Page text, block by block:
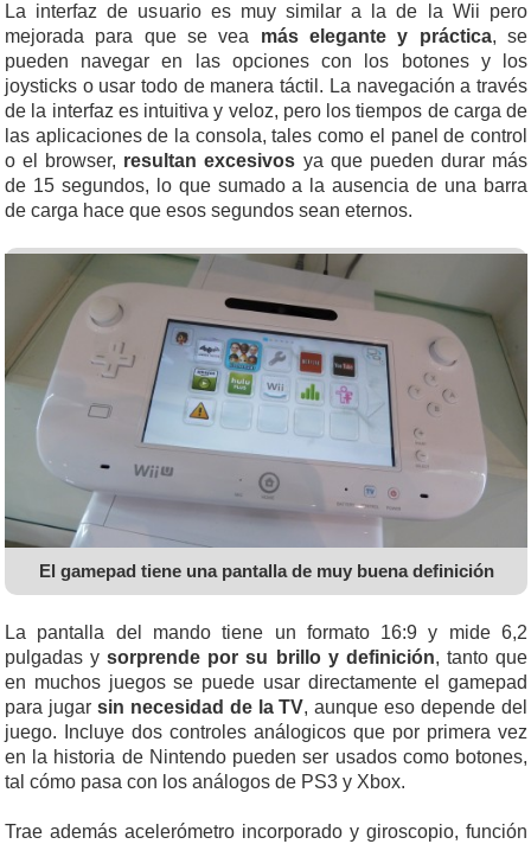
La interfaz de usuario es muy similar a la de la Wii pero
mejorada para que se vea más elegante y práctica, se
pueden navegar en las opciones con los botones y los
joysticks o usar todo de manera táctil. La navegación a través
de la interfaz es intuitiva y veloz, pero los tiempos de carga de
las aplicaciones de la consola, tales como el panel de control
o el browser, resultan excesivos ya que pueden durar más
de 15 segundos, lo que sumado a la ausencia de una barra
de carga hace que esos segundos sean eternos.
El gamepad tiene una pantalla de muy buena definición
La pantalla del mando tiene un formato 16:9 y mide 6,2
pulgadas ysorprende por su brillo y definición, tanto que
en muchos juegos se puede usar directamente el gamepad
para jugar sin necesidad de la TV, aunque eso depende del
juego. Incluye dos controles análogicos que por primera vez
en la historia de Nintendo pueden ser usados como botones,
tal cómo pasa con los análogos de PS3 y Xbox.
Trae además acelerómetro incorporado y giroscopio, función